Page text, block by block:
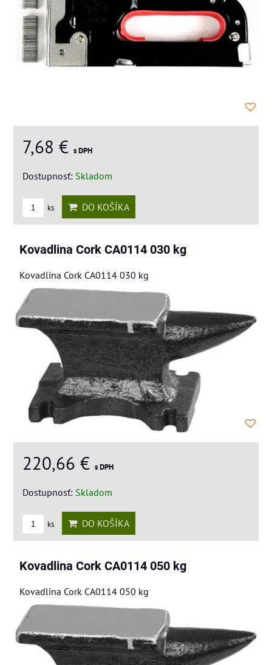
7,68 € s DPH
Dostupnosť: Skladom
ks DO KOŠÍKA
Kovadlina Cork CA0114 030 kg
Kovadlina Cork CA0114 030 kg
220,66 € s DPH
Dostupnosť: Skladom
ks DO KOŠÍKA
Kovadlina Cork CA0114 050 kg
Kovadlina Cork CA0114 050 kg